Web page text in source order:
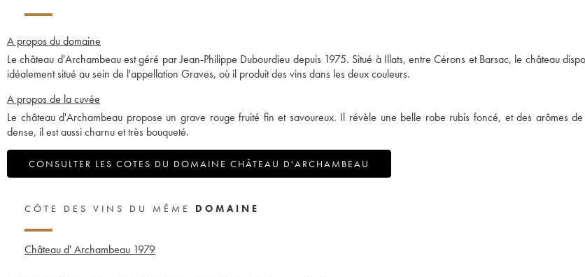
A propos du domaine
Le château d'Archambeau est géré par Jean-Philippe Dubourdieu depuis 1975. Situé à Illats, entre Cérons et Barsac, le château
idéalement situé au sein de l'appellation Graves, où il produit des vins dans les deux couleurs.
A propos de la cuvée
Le château d'Archambeau propose un grave rouge fruité fin et savoureux. Il révèle une belle robe rubis foncé, et des arômes de
dense, il est aussi charnu et très bouqueté.
CONSULTER LES COTES DU DOMAINE CHÂTEAU D'ARCHAMBEAU
CÔTE DES VINS DU MÊME DOMAINE
Château d' Archambeau 1979